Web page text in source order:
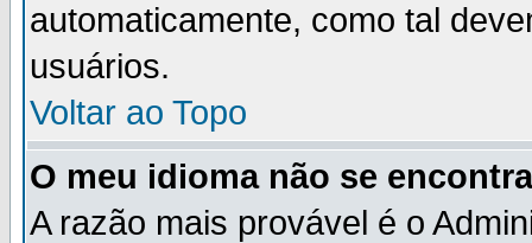
automaticamente, como tal
usuários.
Voltar ao Topo
O meu idioma não se
A razão mais provável é o